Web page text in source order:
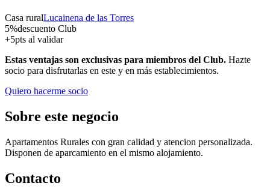
Casa ruralLucainena de las Torres
5%descuento Club
+5pts al validar
Estas ventajas son exclusivas para miembros del Club. Hazte
socio para disfrutarlas en este y en más establecimientos.
Quiero hacerme socio
Sobre este negocio
Apartamentos Rurales con gran calidad y atencion personalizada.
Disponen de aparcamiento en el mismo alojamiento.
Contacto